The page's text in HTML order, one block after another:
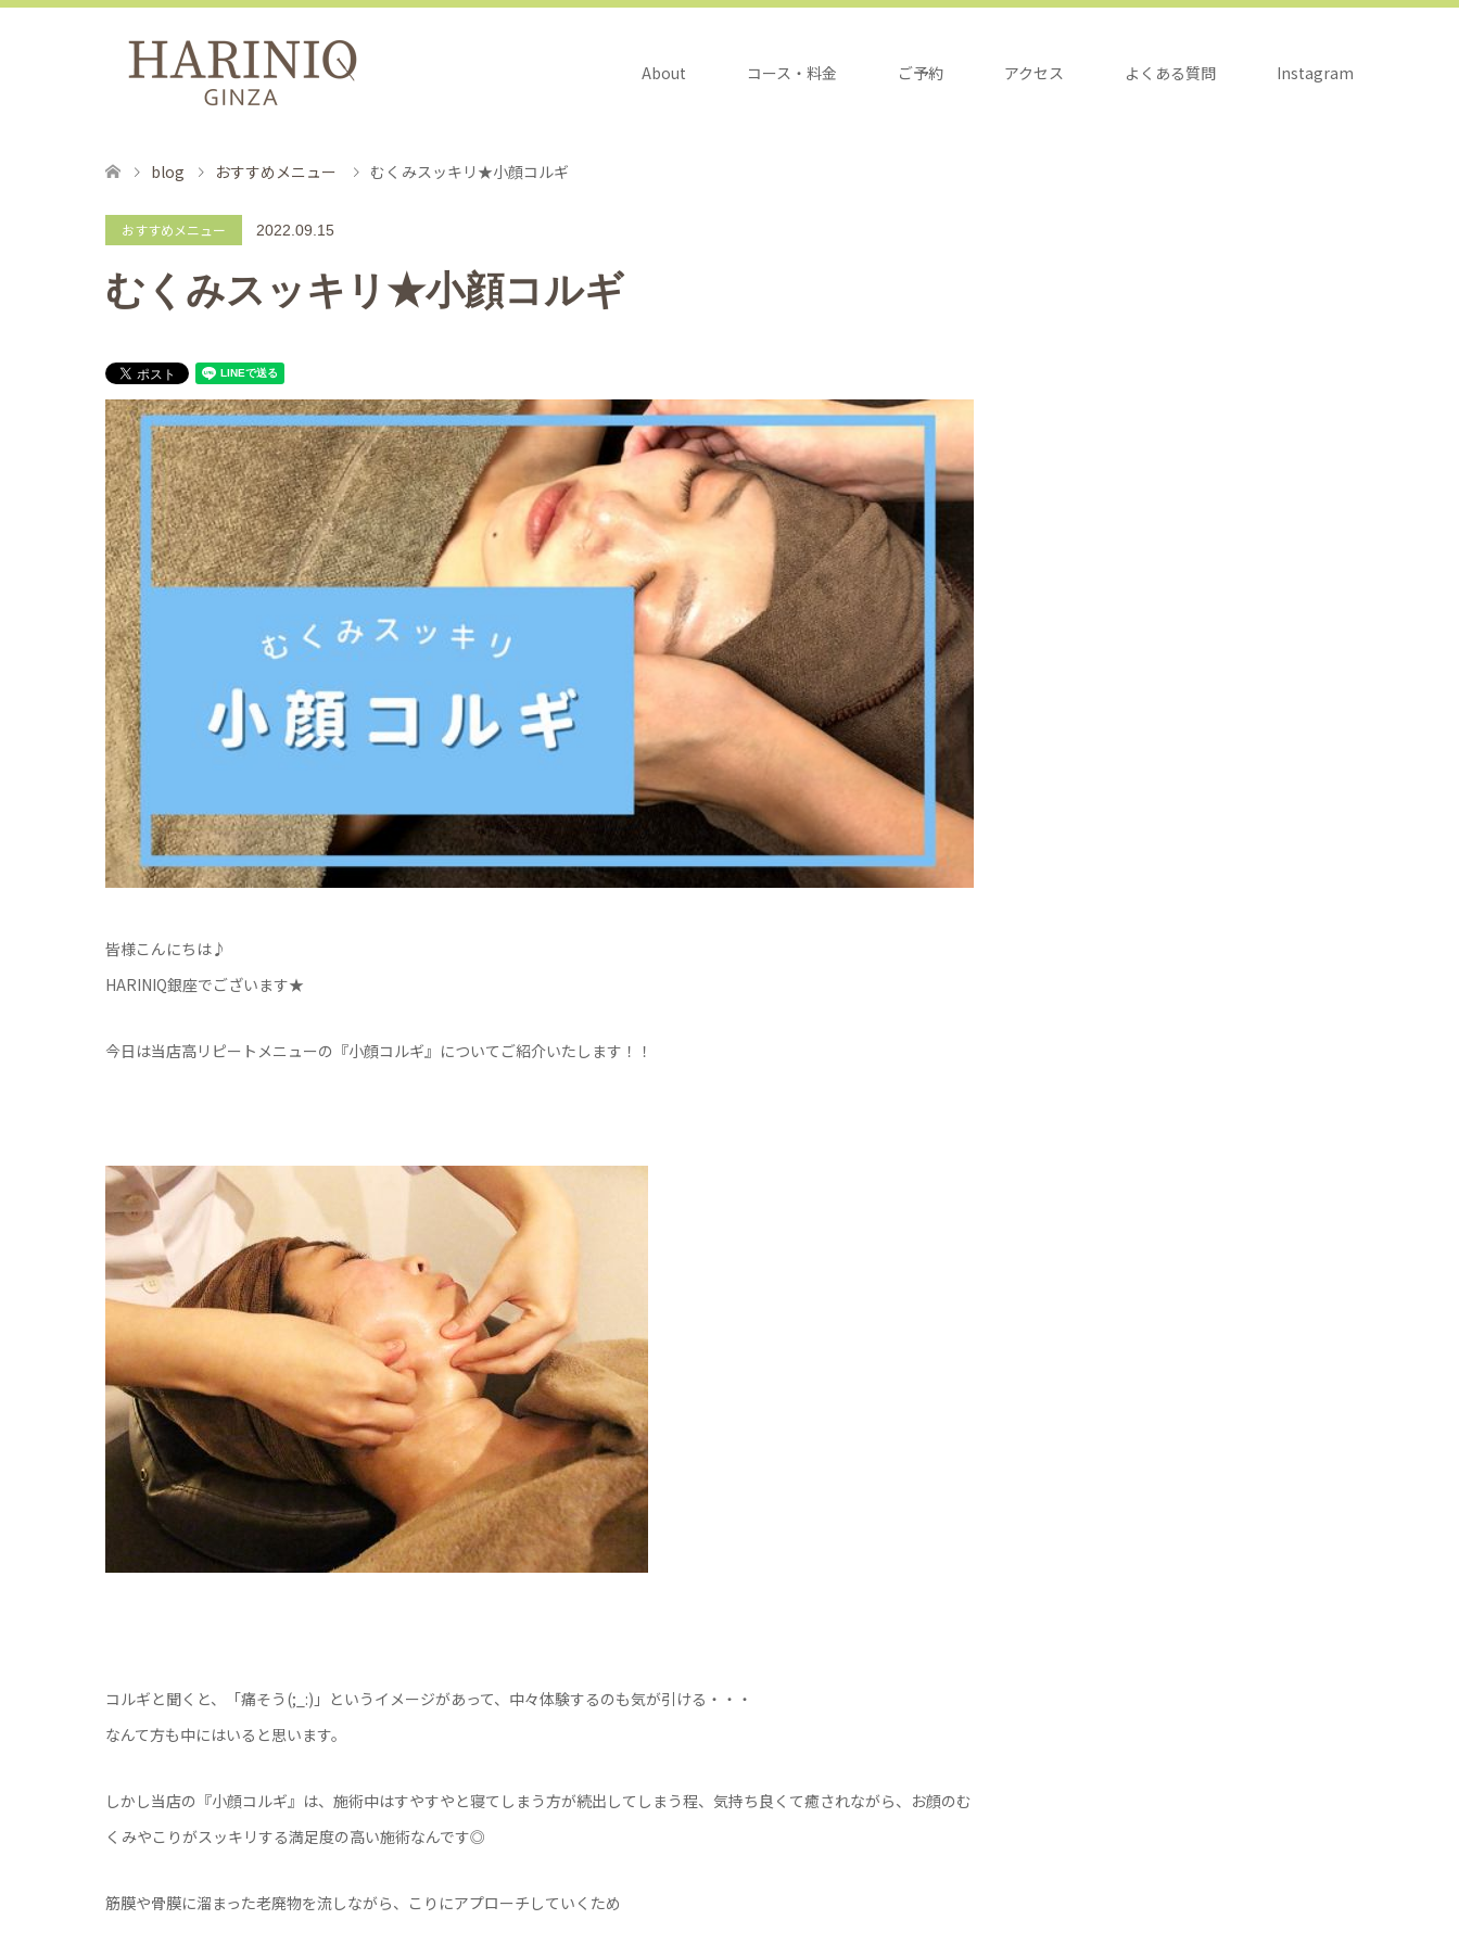
About コース・料金 ご予約 アクセス よくある質問 Instagram
blog おすすめメニュー むくみスッキリ★小顔コルギ
おすすめメニュー 2022.09.15
むくみスッキリ★小顔コルギ
皆様こんにちは♪
HARINIQ銀座でございます★
今日は当店高リピートメニューの『小顔コルギ』についてご紹介いたします！！
コルギと聞くと、「痛そう(;_:)」というイメージがあって、中々体験するのも気が引ける・・・
なんて方も中にはいると思います。
しかし当店の『小顔コルギ』は、施術中はすやすやと寝てしまう方が続出してしまう程、気持ち良くて癒されながら、お顔のむ
くみやこりがスッキリする満足度の高い施術なんです◎
筋膜や骨膜に溜まった老廃物を流しながら、こりにアプローチしていくため